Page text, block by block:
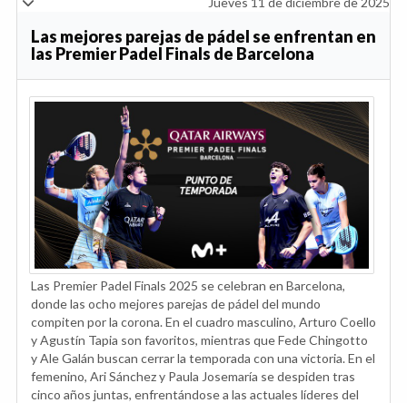
Las mejores parejas de pádel se enfrentan en
las Premier Padel Finals de Barcelona
Las Premier Padel Finals 2025 se celebran en Barcelona,
donde las ocho mejores parejas de pádel del mundo
compiten por la corona. En el cuadro masculino, Arturo Coello
y Agustín Tapia son favoritos, mientras que Fede Chingotto
y Ale Galán buscan cerrar la temporada con una victoria. En el
femenino, Ari Sánchez y Paula Josemaría se despiden tras
cinco años juntas, enfrentándose a las actuales líderes del